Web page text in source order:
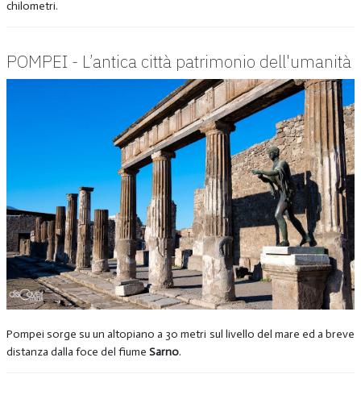
chilometri.
POMPEI - L’antica città patrimonio dell'umanità
Pompei sorge su un altopiano a 30 metri sul livello del mare ed a breve
distanza dalla foce del fiume Sarno.